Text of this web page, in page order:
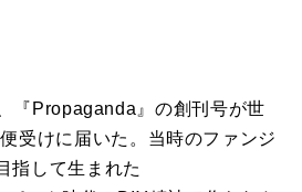
『Propaganda』の創刊号が世
受けに届いた。当時のファンジ
指して生まれた